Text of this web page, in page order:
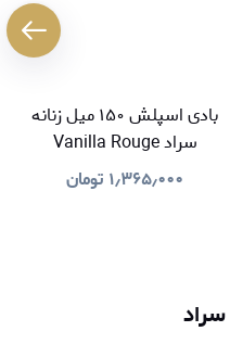
بادی اسپلش ۱۵۰ میل زنانه
سراد Vanilla Rouge
۱٫۳۶۵٫۰۰۰ تومان